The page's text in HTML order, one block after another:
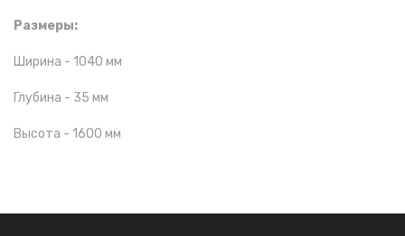
Размеры:
Ширина - 1040 мм
Глубина - 35 мм
Высота - 1600 мм